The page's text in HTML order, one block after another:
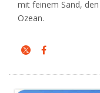
mit feinem Sand,
Ozean.